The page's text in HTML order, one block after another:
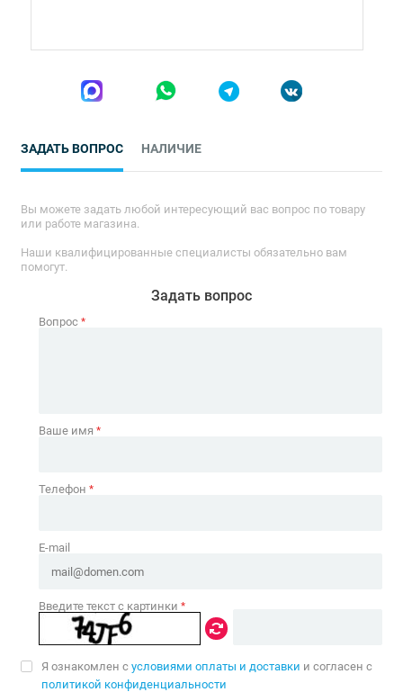
ЗАДАТЬ ВОПРОС НАЛИЧИЕ
Вы можете задать любой интересующий вас вопрос по товару
или работе магазина.
Наши квалифицированные специалисты обязательно вам
помогут.
Задать вопрос
Вопрос *
Ваше имя *
Телефон *
E-mail
Введите текст с картинки *
Я ознакомлен с условиями оплаты и доставки и согласен с
политикой конфиденциальности